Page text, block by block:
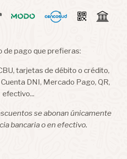
de pago que prefieras:
tarjetas de débito o crédito,
DNI, Mercado Pago, QR,
efectivo...
se abonan únicamente
bancaria o en efectivo.